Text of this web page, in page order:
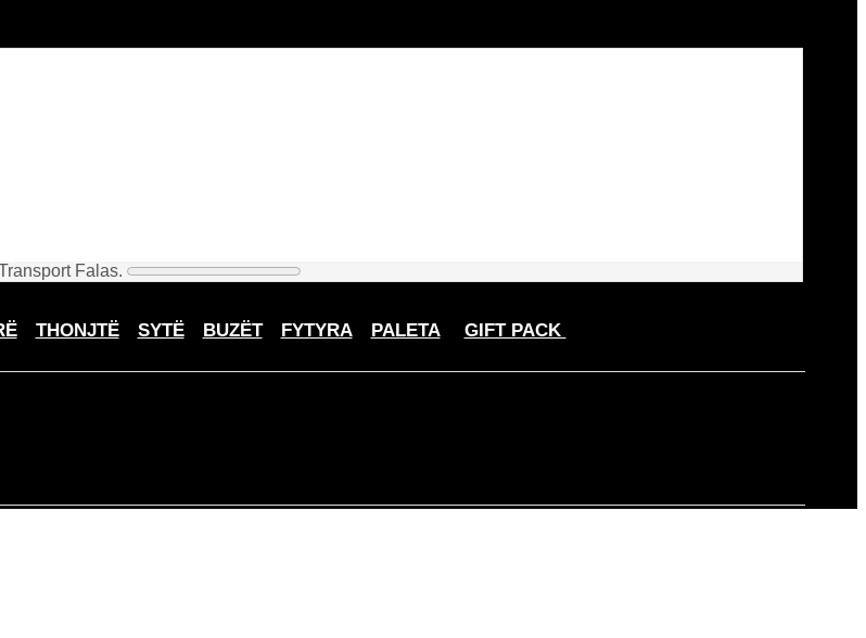
Falas.
THONJTË SYTË BUZËT FYTYRA PALETA GIFT PACK